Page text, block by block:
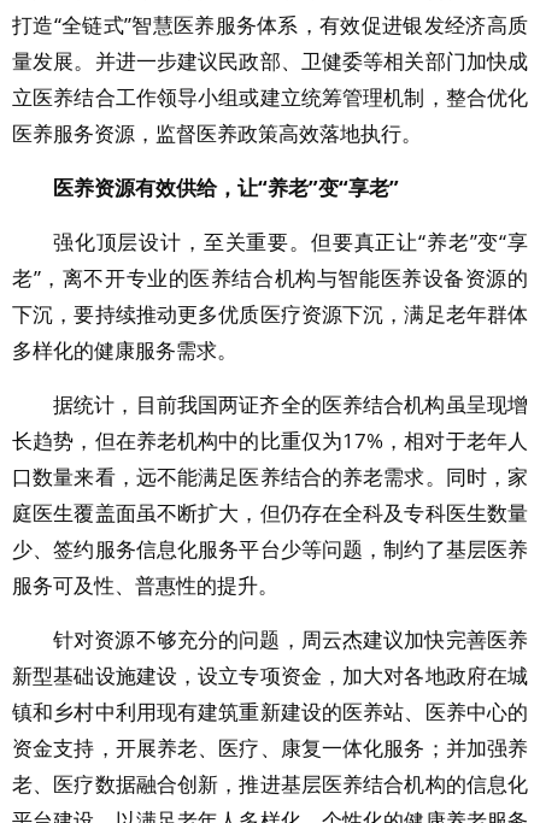
打造“全链式”智慧医养服务体系，有效促进银发经济高质
量发展。并进一步建议民政部、卫健委等相关部门加快成
立医养结合工作领导小组或建立统筹管理机制，整合优化
医养服务资源，监督医养政策高效落地执行。
医养资源有效供给，让“养老”变“享老”
强化顶层设计，至关重要。但要真正让“养老”变“享
老”，离不开专业的医养结合机构与智能医养设备资源的
下沉，要持续推动更多优质医疗资源下沉，满足老年群体
多样化的健康服务需求。
据统计，目前我国两证齐全的医养结合机构虽呈现增
长趋势，但在养老机构中的比重仅为17%，相对于老年人
口数量来看，远不能满足医养结合的养老需求。同时，家
庭医生覆盖面虽不断扩大，但仍存在全科及专科医生数量
少、签约服务信息化服务平台少等问题，制约了基层医养
服务可及性、普惠性的提升。
针对资源不够充分的问题，周云杰建议加快完善医养
新型基础设施建设，设立专项资金，加大对各地政府在城
镇和乡村中利用现有建筑重新建设的医养站、医养中心的
资金支持，开展养老、医疗、康复一体化服务；并加强养
老、医疗数据融合创新，推进基层医养结合机构的信息化